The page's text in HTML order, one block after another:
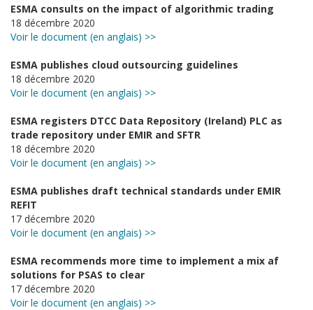
ESMA consults on the impact of algorithmic trading
18 décembre 2020
Voir le document (en anglais) >>
ESMA publishes cloud outsourcing guidelines
18 décembre 2020
Voir le document (en anglais) >>
ESMA registers DTCC Data Repository (Ireland) PLC as
trade repository under EMIR and SFTR
18 décembre 2020
Voir le document (en anglais) >>
ESMA publishes draft technical standards under EMIR
REFIT
17 décembre 2020
Voir le document (en anglais) >>
ESMA recommends more time to implement a mix af
solutions for PSAS to clear
17 décembre 2020
Voir le document (en anglais) >>